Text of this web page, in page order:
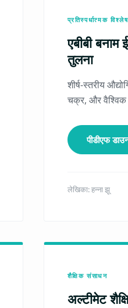
प्रतिस्पर्धात्मक
एबीबी
तुलना
शीर्ष-स्तरीय
चक्र, और वैश्विक
पीडीएफ
लेखिका: हन्ना झू
शैक्षिक संसाधन
अल्टीमेट